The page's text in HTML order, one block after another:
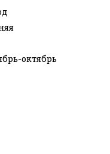
октябрь